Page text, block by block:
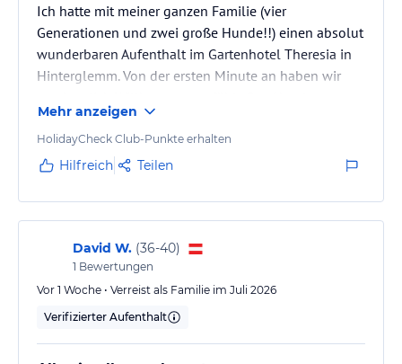
Wanderungen, Fahrräder, Tennis, Minigolf, Captain Hook
Erlebnisbad und viele weitere Attraktionen für Kinder im Tal, im
Sommer im Preis inkludiert.
Hinweis: Allgemeine und unverbindliche
Hoteliers-/Veranstalter-/Kataloginformationen. Alle Angaben
ohne Gewähr und ohne Prüfung durch HolidayCheck. Bitte
lies vor der Buchung die verbindlichen
jeweiligen Veranstalters.
Ich hatte mit meiner ganzen Familie (vier
Generationen und zwei große Hunde!!) einen absolut
wunderbaren Aufenthalt im Gartenhotel Theresia in
Hinterglemm. Von der ersten Minute an haben wir
überzeugt mit einer perfekten Kombination aus
gemütlicher Atmosphäre, stilvollem Ambiente und
erstklassigem Service. Das gesamte familiäre Team
wunderbaren Senior-Chefin Marianne, dem Empfang,
dem Oberkellner Christian bis zu den…
Mehr anzeigen
HolidayCheck Club-Punkte erhalten
Hilfreich Teilen
David W. (36-40)
1 Bewertungen
Vor 1 Woche • Verreist als Familie im Juli 2026
Verifizierter Aufenthalt